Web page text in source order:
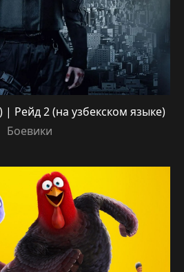
| Рейд 2 (на узбекском языке)
Боевики